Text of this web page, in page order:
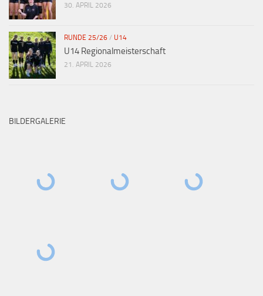
30. APRIL 2026
RUNDE 25/26 / U14
U14 Regionalmeisterschaft
21. APRIL 2026
BILDERGALERIE